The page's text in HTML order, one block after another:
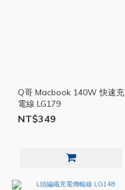
Q哥 Macbook 140W 快速充
電線 LG179
NT$349